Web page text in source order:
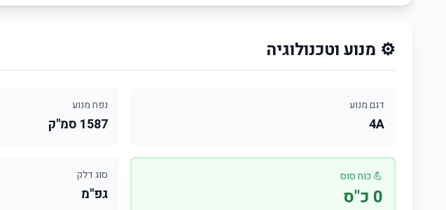
⚙️ מנוע וטכנולוגיה
דגם מנוע
4A
נפח מנוע
1587 סמ"ק
💪 כוח סוס
0 כ"ס
סוג דלק
גפ"מ